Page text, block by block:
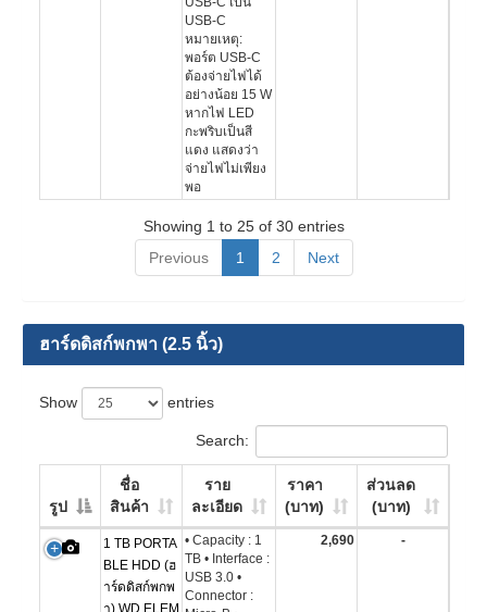
USB-C
หมายเหตุ:
พอร์ต USB-C
ต้องจ่ายไฟได้
อย่างน้อย 15 W
หากไฟ LED
กะพริบเป็นสี
แดง แสดงว่า
จ่ายไฟไม่เพียง
พอ
Showing 1 to 25 of 30 entries
Previous
1 2 Next
ฮาร์ดดิสก์พกพา (2.5 นิ้ว)
Show entries
Search:
รูป
ชื่อ
สินค้า
ราย
ละเอียด
ราคา
(บาท)
ส่วนลด
(บาท)
1 TB PORTA
BLE HDD (ฮ
าร์ดดิสก์พกพ
า) WD ELEM
• Capacity : 1
TB • Interface :
USB 3.0 •
Connector :
2,690 -